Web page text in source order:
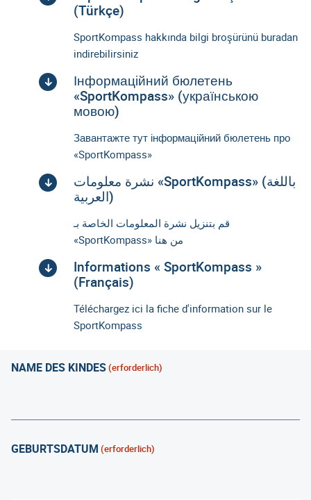
(Türkçe)
SportKompass hakkında bilgi broşürünü buradan
indirebilirsiniz
Інформаційний бюлетень
«SportKompass» (українською
мовою)
Завантажте тут інформаційний бюлетень про
«SportKompass»
نشرة معلومات «SportKompass» (باللغة
العربية)
قم بتنزيل نشرة المعلومات الخاصة بـ
«SportKompass» من هنا
Informations « SportKompass »
(Français)
Téléchargez ici la fiche d'information sur le
SportKompass
NAME DES KINDES(erforderlich)
GEBURTSDATUM (erforderlich)